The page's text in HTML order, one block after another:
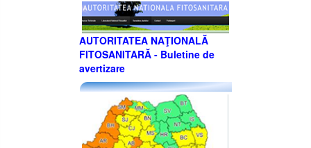
AUTORITATEA NAŢIONALĂ
FITOSANITARĂ - Buletine de
avertizare